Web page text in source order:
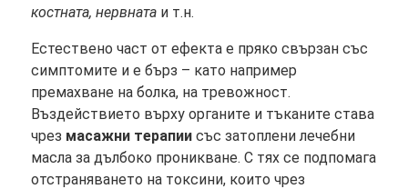
костната, нервната и т.н.
Естествено част от ефекта е пряко свързан със
симптомите и е бърз – като например
премахване на болка, на тревожност.
Въздействието върху органите и тъканите става
чрез масажни терапии със затоплени лечебни
масла за дълбоко проникване. С тях се подпомага
отстраняването на токсини, които чрез